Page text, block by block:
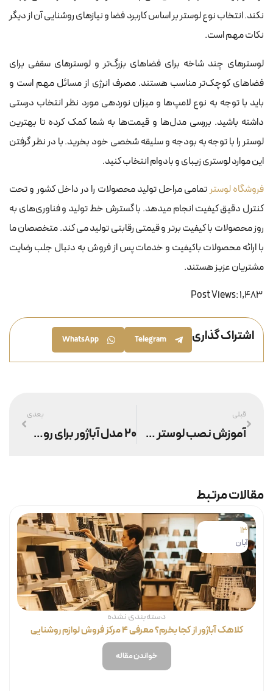
نکند. انتخاب نوع لوستر بر اساس کاربرد فضا و نیازهای روشنایی آن از دیگر
نکات مهم است.
لوسترهای چند شاخه برای فضاهای بزرگ‌تر و لوسترهای سقفی برای
فضاهای کوچک‌تر مناسب هستند. مصرف انرژی از مسائل مهم است و
باید با توجه به نوع لامپ‌ها و میزان نوردهی مورد نظر انتخاب درستی
داشته باشید. بررسی مدل‌ها و قیمت‌ها به شما کمک کرده تا بهترین
لوستر را با توجه به بودجه و سلیقه شخصی خود بخرید. با در نظر گرفتن
این موارد لوستری زیبای و بادوام انتخاب کنید.
فروشگاه لوسترتمامی مراحل تولید محصولات را در داخل کشور و تحت
کنترل دقیق کیفیت انجام میدهد. با گسترش خط تولید و فناوری‌های به
روز محصولات با کیفیت برتر و قیمتی رقابتی تولید می کند. متخصصان ما
با ارائه محصولات باکیفیت و خدمات پس از فروش به دنبال جلب رضایت
مشتریان عزیز هستند.
Post Views:1,483
اشتراک گذاری Telegram
WhatsApp
قبلی
آموزش نصب لوستر سنگین در سقف کاذب
بعدی
۲۰ مدل آباژور برای روی کنسول + انواع مدل با قیمت
مقالات مرتبط
13
آبان
دسته‌بندی نشده
کلاهک آباژور از کجا بخرم؟ معرفی ۴ مرکز فروش لوازم روشنایی
خواندن مقاله